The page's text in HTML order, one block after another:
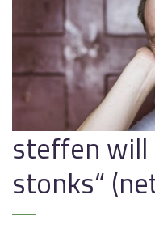
steffen will
stonks“